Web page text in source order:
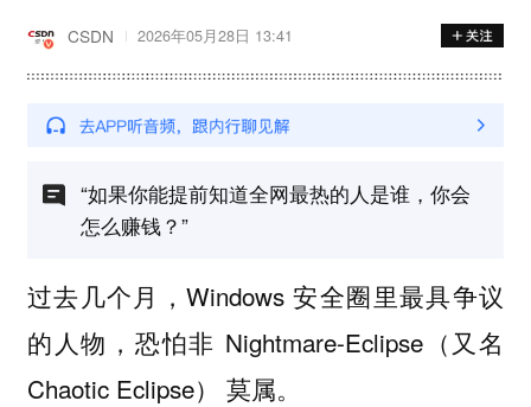
CSDN 2026年05月28日 13:41
“如果你能提前知道全网最热的人是谁，你会
怎么赚钱？”
过去几个月，Windows 安全圈里最具争议
的人物，恐怕非 Nightmare-Eclipse（又名
Chaotic Eclipse） 莫属。